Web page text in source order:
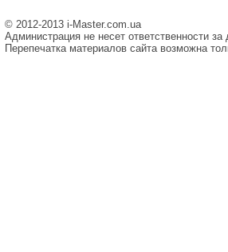
© 2012-2013 i-Master.com.ua
Администрация не несет ответственности
Перепечатка материалов сайта возможна